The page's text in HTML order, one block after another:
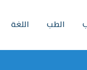
الطب اللغة